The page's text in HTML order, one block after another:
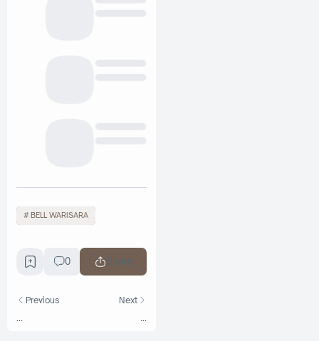
BELL WARISARA
0 Share
Previous Next